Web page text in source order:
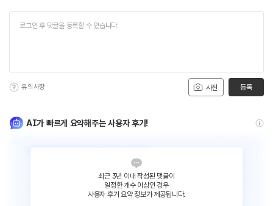
사진
유의사항 등록
AI가 빠르게 요약해주는 사용자 후기!
최근 3년 이내 작성된 댓글이
일정한 개수 이상인 경우
사용자 후기 요약 정보가 제공됩니다.